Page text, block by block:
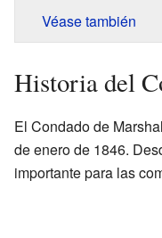
Véase también
Historia del
El Condado de
de enero de 1846.
importante para las